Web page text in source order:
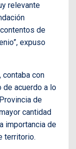
relevante
de
expuso
contaba con
acuerdo a lo
de
cantidad
importancia de
territorio.